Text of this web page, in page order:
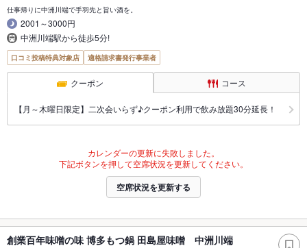
仕事帰りに中洲川端で手羽先と旨い酒を。
2001～3000円
中洲川端駅から徒歩5分!
口コミ投稿特典対象店 適格請求書発行事業者
クーポン コース
【月～木曜日限定】二次会いらず♪クーポン利用で飲み放題30分延長！
カレンダーの更新に失敗しました。
下記ボタンを押して空席状況を更新してください。
空席状況を更新する
創業百年味噌の味 博多もつ鍋 田島屋味噌 中洲川端